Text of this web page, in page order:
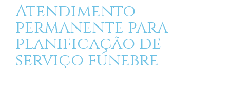
Atendimento
permanente para
planificação de
serviço fúnebre